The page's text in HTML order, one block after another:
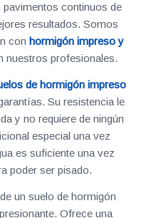
continuos de
resultados. Somos
conhormigón impreso y
nuestros profesionales.
de hormigón impreso
Su resistencia le
y no requiere de ningún
especial una vez
es suficiente una vez
poder ser pisado.
un suelo de hormigón
Ofrece una